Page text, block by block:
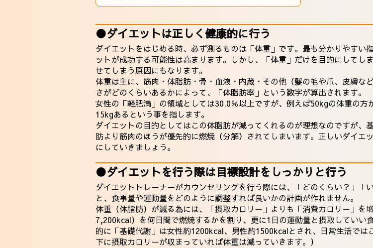
●ダイエットは正しく健康的に行う
ダイエットをはじめる時、必ず測るものは「体重」です。最も分かりやすい
ットが成功する可能性は高まります。しかし、「体重」だけを目的にしてし
せてしまう原因にもなります。
体重は主に、筋肉・体脂肪・骨・血液・内蔵・その他（髪の毛や爪、皮膚
さがどのくらいあるかによって、「体脂肪率」という数字が算出されます。
女性の「軽肥満」の領域としては30.0％以上ですが、例えば50kgの体重の
15kgあるという事を指します。
ダイエットの目的としてはこの体脂肪が減ってくれるのが理想なのですが
肪より筋肉のほうが優先的に燃焼（分解）されてしまいます。正しいダイ
にしていきましょう。
●ダイエットを行う際は目標設計をしっかりと行う
ダイエットトレーナーがカウンセリングを行う際には、「どのくらい？」「
と、食事量や運動量をどのように調整すれば良いかの計画が作れません。
体重（体脂肪）が減る為には、「摂取カロリー」よりも「消費カロリー」を
7,200kcal）を何日間で燃焼するかを割り、更に1日の運動量と摂取していい
的に「基礎代謝」は女性約1200kcal、男性約1500kcalとされ、日常生活で
下に摂取カロリーが収まっていれば体重は減っていきます。）